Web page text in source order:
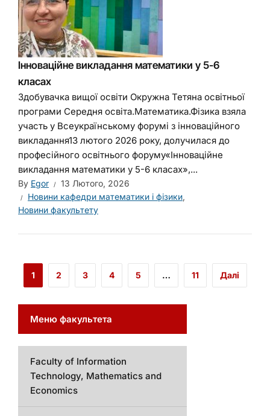
Інноваційне викладання математики у 5-6
класах
Здобувачка вищої освіти Окружна Тетяна освітньої
програми Середня освіта.Математика.Фізика взяла
участь у Всеукраїнському форумі з інноваційного
викладання13 лютого 2026 року, долучилася до
професійного освітнього форуму«Інноваційне
викладання математики у 5-6 класах»,...
By Egor
13 Лютого, 2026
Новини кафедри математики і фізики,
Новини факультету
1 2 3 4 5 … 11 Далі
Меню факультета
Faculty of Information
Technology, Mathematics and
Economics